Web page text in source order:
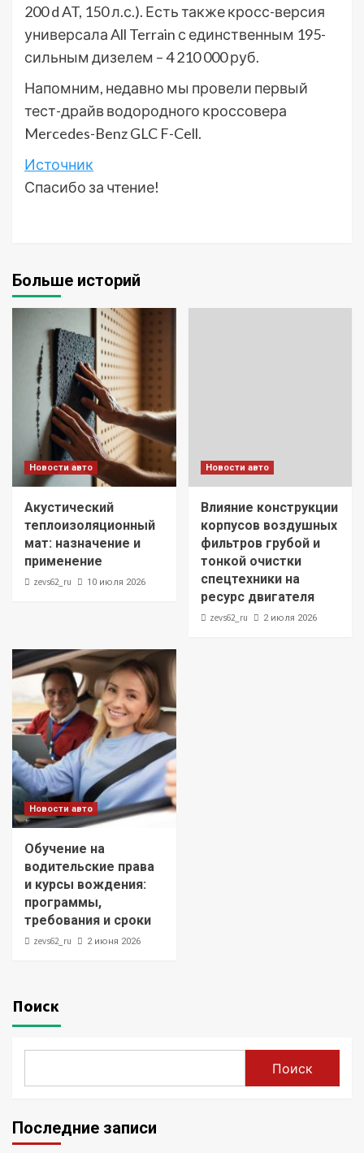
200 d AT, 150 л.с.). Есть также кросс-версия
универсала All Terrain с единственным 195-
сильным дизелем – 4 210 000 руб.
Напомним, недавно мы провели первый
тест-драйв водородного кроссовера
Mercedes-Benz GLC F-Cell.
Источник
Спасибо за чтение!
Больше историй
Новости авто
Акустический
теплоизоляционный
мат: назначение и
применение
zevs62_ru 10 июля 2026
Новости авто
Влияние конструкции
корпусов воздушных
фильтров грубой и
тонкой очистки
спецтехники на
ресурс двигателя
zevs62_ru 2 июля 2026
Новости авто
Обучение на
водительские права
и курсы вождения:
программы,
требования и сроки
zevs62_ru 2 июня 2026
Поиск
Поиск
Последние записи